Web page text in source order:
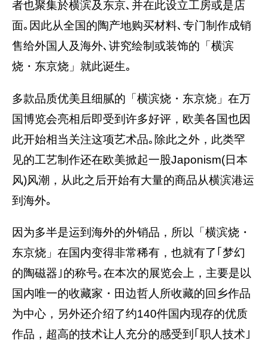
者也聚集於横滨及东京､并在此设立工房或是店
面｡因此从全国的陶产地购买材料､专门制作成销
售给外国人及海外､讲究绘制或装饰的「横滨
烧・东京烧」就此诞生｡
多款品质优美且细腻的「横滨烧・东京烧」在万
国博览会亮相后即受到许多好评，欧美各国也因
此开始相当关注这项艺术品｡除此之外，此类罕
见的工艺制作还在欧美掀起一股Japonism(日本
风)风潮，从此之后开始有大量的商品从横滨港运
到海外｡
因为多半是运到海外的外销品，所以「横滨烧・
东京烧」在国内变得非常稀有，也就有了｢梦幻
的陶磁器｣的称号｡在本次的展览会上，主要是以
国内唯一的收藏家・田边哲人所收藏的回乡作品
为中心，另外还介绍了约140件国内现存的优质
作品，超高的技术让人充分的感受到｢职人技术｣